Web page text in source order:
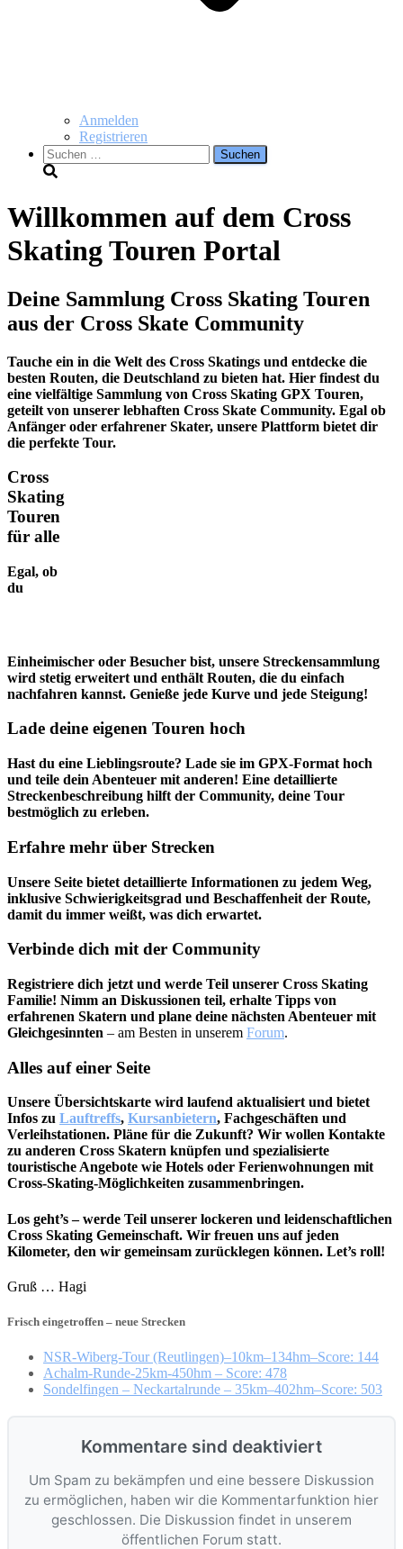
Anmelden
Registrieren
Suchen
nach:
Willkommen auf dem Cross
Skating Touren Portal
Deine Sammlung Cross Skating Touren
aus der Cross Skate Community
Tauche ein in die Welt des Cross Skatings und entdecke die
besten Routen, die Deutschland zu bieten hat. Hier findest du
eine vielfältige Sammlung von Cross Skating GPX Touren,
geteilt von unserer lebhaften Cross Skate Community. Egal ob
Anfänger oder erfahrener Skater, unsere Plattform bietet dir
die perfekte Tour.
Cross
Skating
Touren
für alle
Egal, ob
du
Einheimischer oder Besucher bist, unsere Streckensammlung
wird stetig erweitert und enthält Routen, die du einfach
nachfahren kannst. Genieße jede Kurve und jede Steigung!
Lade deine eigenen Touren hoch
Hast du eine Lieblingsroute? Lade sie im GPX-Format hoch
und teile dein Abenteuer mit anderen! Eine detaillierte
Streckenbeschreibung hilft der Community, deine Tour
bestmöglich zu erleben.
Erfahre mehr über Strecken
Unsere Seite bietet detaillierte Informationen zu jedem Weg,
inklusive Schwierigkeitsgrad und Beschaffenheit der Route,
damit du immer weißt, was dich erwartet.
Verbinde dich mit der Community
Registriere dich jetzt und werde Teil unserer Cross Skating
Familie! Nimm an Diskussionen teil, erhalte Tipps von
erfahrenen Skatern und plane deine nächsten Abenteuer mit
Gleichgesinnten – am Besten in unserem Forum.
Alles auf einer Seite
Unsere Übersichtskarte wird laufend aktualisiert und bietet
Infos zu Lauftreffs, Kursanbietern, Fachgeschäften und
Verleihstationen. Pläne für die Zukunft? Wir wollen Kontakte
zu anderen Cross Skatern knüpfen und spezialisierte
touristische Angebote wie Hotels oder Ferienwohnungen mit
Cross-Skating-Möglichkeiten zusammenbringen.
Los geht’s – werde Teil unserer lockeren und leidenschaftlichen
Cross Skating Gemeinschaft. Wir freuen uns auf jeden
Kilometer, den wir gemeinsam zurücklegen können. Let’s roll!
Gruß … Hagi
Frisch eingetroffen – neue Strecken
NSR-Wiberg-Tour (Reutlingen)–10km–134hm–Score: 144
Achalm-Runde-25km-450hm – Score: 478
Sondelfingen – Neckartalrunde – 35km–402hm–Score: 503
Kommentare sind deaktiviert
Um Spam zu bekämpfen und eine bessere Diskussion
zu ermöglichen, haben wir die Kommentarfunktion hier
geschlossen. Die Diskussion findet in unserem
öffentlichen Forum statt.